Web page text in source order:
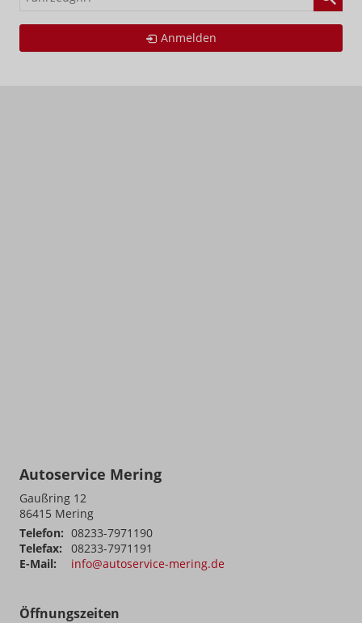
Anmelden
Autoservice Mering
Gaußring 12
86415 Mering
Telefon: 08233-7971190
Telefax:
08233-7971191
E-Mail:
info@autoservice-mering.de
Öffnungszeiten